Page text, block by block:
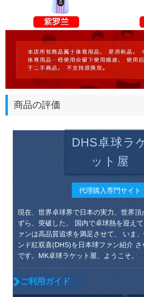
商品の評価
DHS卓球ラ
ット屋
代理購入専門サイト
現在、世界卓球界で日本の実力、世界頂
ずら、突破した。 国内で卓球熱を迎え
ァンは高品質追求を満足させて、 いま
ンド紅双喜(DHS)を日本球ファン紹介
です。MK卓球ラケット屋、ようこそ。
ご利用ガイド